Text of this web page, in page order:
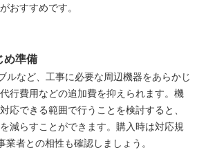
おすすめです。
め準備
ルなど、工事に必要な周辺機器をあらかじ
行費用などの追加費を抑えられます。機
応できる範囲で行うことを検討すると、
減らすことができます。購入時は対応規
者との相性も確認しましょう。